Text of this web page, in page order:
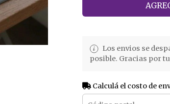
Los envios se
posible. Gracias por
Calculá el costo de